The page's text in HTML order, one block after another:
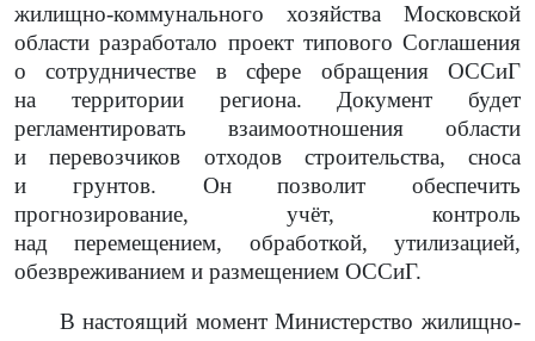
жилищно-коммунального хозяйства Московской
области разработало проект типового Соглашения
о сотрудничестве в сфере обращения ОССиГ
на территории региона. Документ будет
регламентировать взаимоотношения области
и перевозчиков отходов строительства, сноса
и грунтов. Он позволит обеспечить
прогнозирование, учёт, контроль
над перемещением, обработкой, утилизацией,
обезвреживанием и размещением ОССиГ.
В настоящий момент Министерство жилищно-